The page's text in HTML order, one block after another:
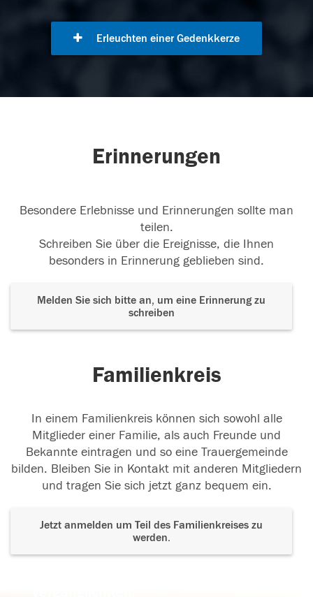
Erleuchten einer Gedenkkerze
Erinnerungen
Besondere Erlebnisse und Erinnerungen sollte man
teilen.
Schreiben Sie über die Ereignisse, die Ihnen
besonders in Erinnerung geblieben sind.
Melden Sie sich bitte an, um eine Erinnerung zu
schreiben
Familienkreis
In einem Familienkreis können sich sowohl alle
Mitglieder einer Familie, als auch Freunde und
Bekannte eintragen und so eine Trauergemeinde
bilden. Bleiben Sie in Kontakt mit anderen Mitgliedern
und tragen Sie sich jetzt ganz bequem ein.
Jetzt anmelden um Teil des Familienkreises zu
werden.